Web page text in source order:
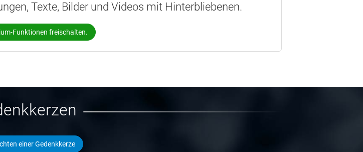
Texte, Bilder und Videos mit Hinterbliebenen.
Funktionen freischalten.
einer Gedenkkerze